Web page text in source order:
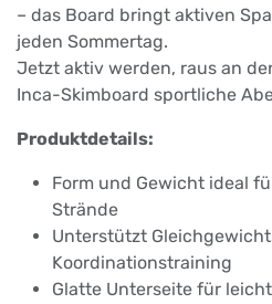
– das Board bringt aktiven
jeden Sommertag.
Jetzt aktiv werden, raus an
Inca-Skimboard sportliche
Produktdetails:
Form und Gewicht ideal
Strände
Unterstützt
Koordinationstraining
Glatte Unterseite für